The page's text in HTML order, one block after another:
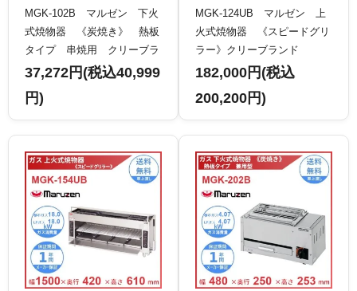
MGK-102B マルゼン 下火
式焼物器 《炭焼き》 熱板
タイプ 串焼用 クリーブラ
ンド
37,272円(税込40,999
円)
MGK-124UB マルゼン 上
火式焼物器 《スピードグリ
ラー》クリーブランド
182,000円(税込
200,200円)